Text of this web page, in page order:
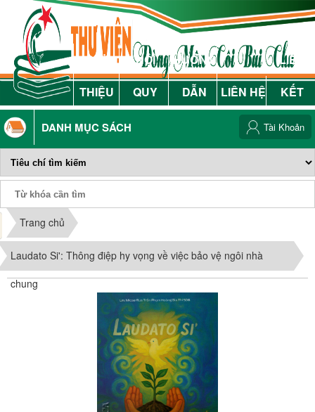
GIỚI
THIỆU
NỘI
QUY
HƯỚNG
DẪN
LIÊN HỆ
LIÊN
KẾT
DANH MỤC SÁCH Tài Khoản
Trang chủ
Laudato Si': Thông điệp hy vọng về việc bảo vệ ngôi nhà
chung